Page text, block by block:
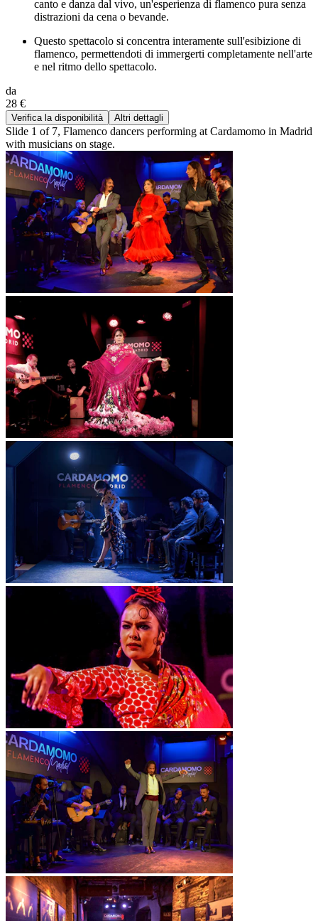
canto e danza dal vivo, un'esperienza di flamenco pura senza
distrazioni da cena o bevande.
Questo spettacolo si concentra interamente sull'esibizione di
flamenco, permettendoti di immergerti completamente nell'arte
e nel ritmo dello spettacolo.
da
28 €
Verifica la disponibilità Altri dettagli
Slide 1 of 7, Flamenco dancers performing at Cardamomo in Madrid
with musicians on stage.